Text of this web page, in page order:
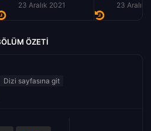
23 Aralık 2021 23 Aralık
ÖZETI